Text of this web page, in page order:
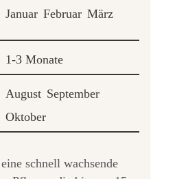
Januar Februar März
1-3 Monate
August September
Oktober
schnell wachsende